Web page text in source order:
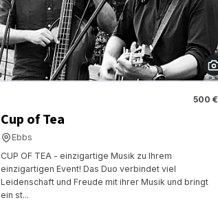
500 €
Cup of Tea
Ebbs
CUP OF TEA - einzigartige Musik zu Ihrem
einzigartigen Event! Das Duo verbindet viel
Leidenschaft und Freude mit ihrer Musik und bringt
ein st...